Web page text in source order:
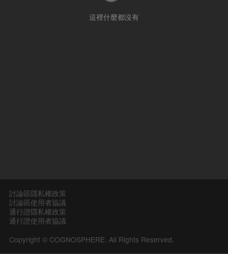
這裡什麼都沒有
討論區隱私權政策
討論區使用者協議
通行證隱私權政策
通行證使用者協議
Copyright © COGNOSPHERE. All Rights Reserved.